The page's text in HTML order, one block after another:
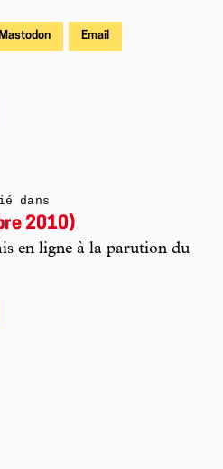
Mastodon Email
dans
2010)
en ligne à la parution du